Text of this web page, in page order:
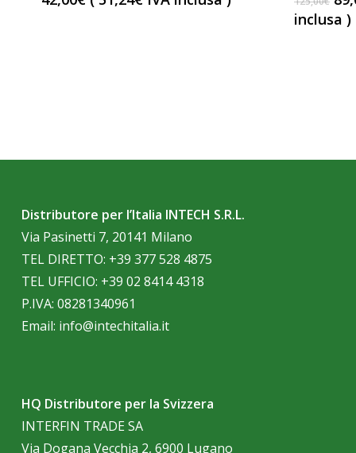
inclusa )
Distributore per l’Italia INTECH S.R.L.
Via Pasinetti 7, 20141 Milano
TEL DIRETTO: +39 377 528 4875
TEL UFFICIO: +39 02 8414 4318
P.IVA: 08281340961
Email: info@intechitalia.it
HQ Distributore per la Svizzera
INTERFIN TRADE SA
Via Dogana Vecchia 2, 6900 Lugano